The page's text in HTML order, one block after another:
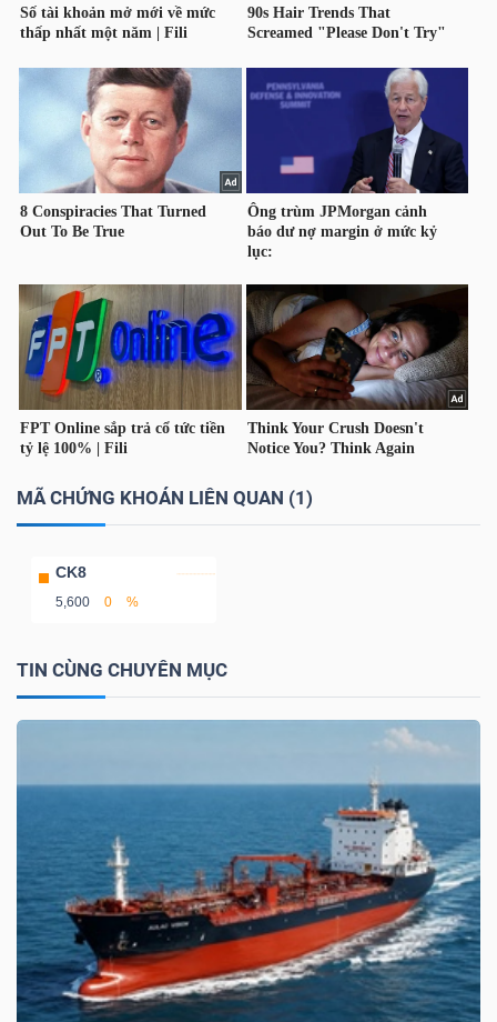
MÃ CHỨNG KHOÁN LIÊN QUAN (1)
CK8
5,600 0 %
TIN CÙNG CHUYÊN MỤC
DỮ
LIỆU
Ngành
VS-
SECTOR
NĂNG
LƯỢNG
VẬT
LIỆU
TIÊU
DÙNG
KHÔNG
THIẾT